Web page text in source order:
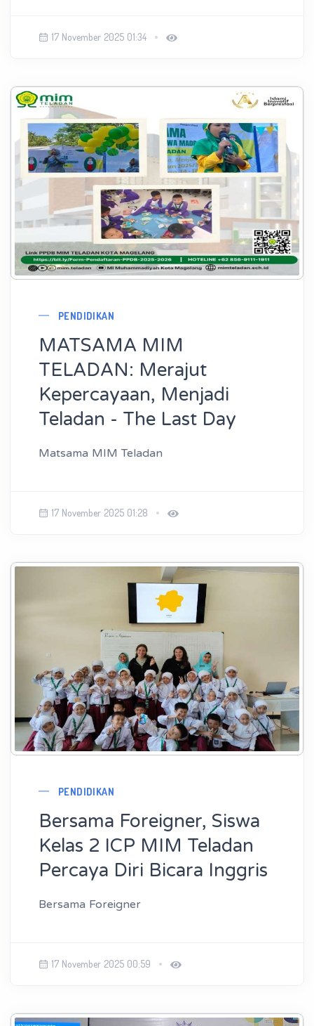
17 November 2025 01:34
PENDIDIKAN
MATSAMA MIM
TELADAN: Merajut
Kepercayaan, Menjadi
Teladan - The Last Day
Matsama MIM Teladan
17 November 2025 01:28
PENDIDIKAN
Bersama Foreigner, Siswa
Kelas 2 ICP MIM Teladan
Percaya Diri Bicara Inggris
Bersama Foreigner
17 November 2025 00:59